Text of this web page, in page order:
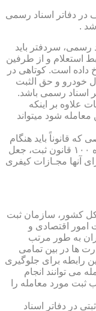
در دفاتر اسناد رسمی
.
رسمی، سردفتر باید
استعلام و از طرفین
داده است. کوتاهی در
خودرو و حق الثبت
اسناد رسمی باشد.
علاوه بر اینکه
شود میتواند
قانوناً باید هنگام
تنظیم سند حضــــور داشته باشند، طبق ماده ۱۰۰ قانون ثبت، جعل
آنها مجـازات کیفری
کشور، سازمان ثبت
امور اقتصادی و
به طور مرتب
ها در بین تمامی
رابطه برای جلوگیری
می توانند انجام
مورد معامله را
در دفاتر اسناد